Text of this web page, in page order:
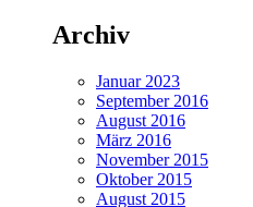
Archiv
Januar 2023
September 2016
August 2016
März 2016
November 2015
Oktober 2015
August 2015